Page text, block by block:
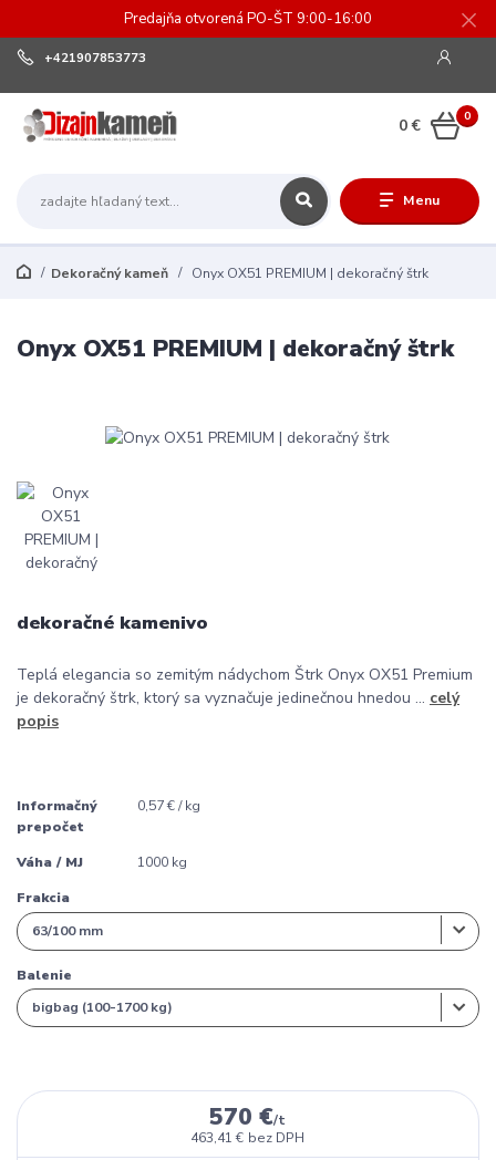
Predajňa otvorená PO-ŠT 9:00-16:00
Menu
+421907853773
0
0 €
Dekoračný kameň Onyx OX51 PREMIUM | dekoračný štrk
Onyx OX51 PREMIUM | dekoračný štrk
dekoračné kamenivo
Teplá elegancia so zemitým nádychom Štrk Onyx OX51 Premium
je dekoračný štrk, ktorý sa vyznačuje jedinečnou hnedou ... celý
popis
Informačný
prepočet
0,57 € / kg
Váha / MJ 1000 kg
Frakcia
Balenie
570 €/t
463,41 € bez DPH